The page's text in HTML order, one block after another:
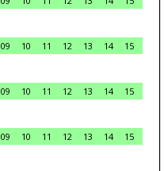
09 10 11 12 13 14
15
09 10 11 12 13 14
15
09 10 11 12 13 14
15